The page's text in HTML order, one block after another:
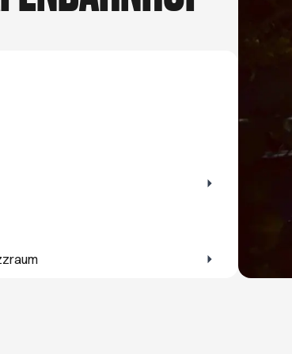
August. Viel Spaß beim Trödeln!